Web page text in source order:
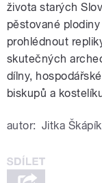
života starých
pěstované
prohlédnout
skutečných
dílny,
biskupů a
autor: Jitka